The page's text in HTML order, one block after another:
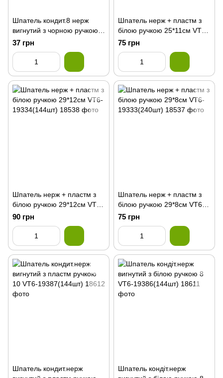
Шпатель кондит.8 нерж
вигнутий з чорною ручкою
VT6-19177(240шт)
37 грн
Шпатель нерж + пластм з
білою ручкою 25*11см VT6-
19332(240шт)
75 грн
Шпатель нерж + пластм з
білою ручкою 29*12см VT6-
19334(144шт)
90 грн
Шпатель нерж + пластм з
білою ручкою 29*8см VT6-
19333(240шт)
75 грн
Шпатель кондит.нерж
Шпатель кондіт.нерж